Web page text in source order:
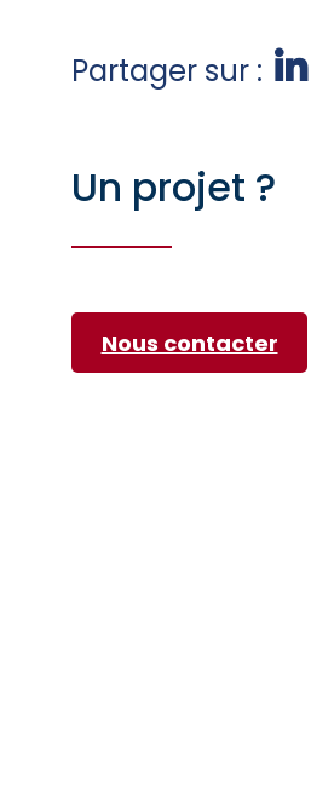
Partager sur :
Un projet ?
Nous contacter